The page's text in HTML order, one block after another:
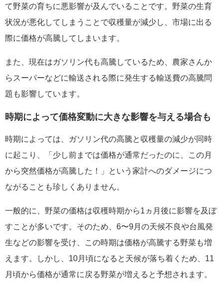
て野菜の育ちに悪影響が及んでいることです。野菜の生育
状況が悪化してしまうことで収穫量が減少し、市場に出る
際に価格が高騰してしまいます。
また、現在はガソリン代も高騰しているため、農家さんか
らスーパーなどに輸送される際に発生する輸送費の高騰問
題も影響しています。
時期によって価格変動に大きな影響を与える場合も
時期によっては、ガソリン代の高騰と収穫量の減少が同時
に起こり、「少し前までは価格が通常だったのに、この月
から突然価格が高騰した！」という家計へのダメージにつ
ながることも珍しくありません。
一般的に、野菜の価格は収穫時期から1ヵ月後に影響を及ぼ
すことが多いです。そのため、6〜9月の天候不良や台風発
生などの影響を受け、この時期は価格が高騰する野菜も増
えます。しかし、10月頃になると天候が落ち着くため、11
月頃から価格が通常に戻る野菜が増えると予想されます。